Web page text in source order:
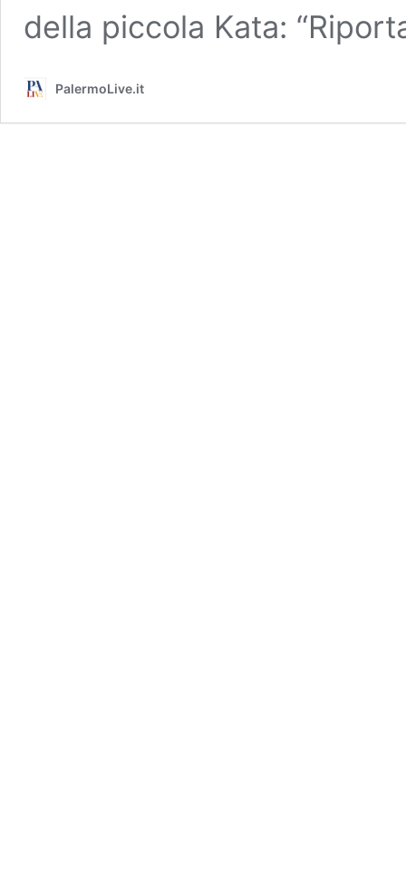
della piccola Kata:
PalermoLive.it